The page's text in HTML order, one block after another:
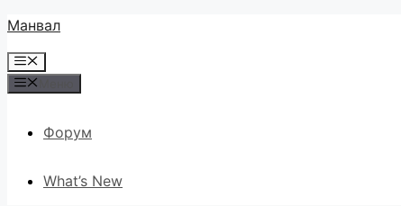
Перейти
содержимому
Манвал
Меню
Форум
What’s New